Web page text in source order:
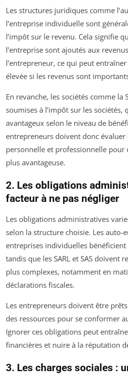
Les structures juridiques comme
l’entreprise individuelle sont
l’impôt sur le revenu. Cela signifie
l’entreprise sont ajoutés aux
l’entrepreneur, ce qui peut
élevée si les revenus sont
En revanche, les sociétés comme la
soumises à l’impôt sur les sociétés,
avantageux selon le niveau de
entrepreneurs doivent donc
personnelle et professionnelle
plus avantageuse.
2. Les obligations
facteur à ne pas négliger
Les obligations administratives
selon la structure choisie. Les auto-
entreprises individuelles bénéficient
tandis que les SARL et SAS doivent
plus complexes, notamment en
déclarations fiscales.
Les entrepreneurs doivent être
des ressources pour se conformer
Ignorer ces obligations peut
financières et nuire à la réputation
3. Les charges sociales :